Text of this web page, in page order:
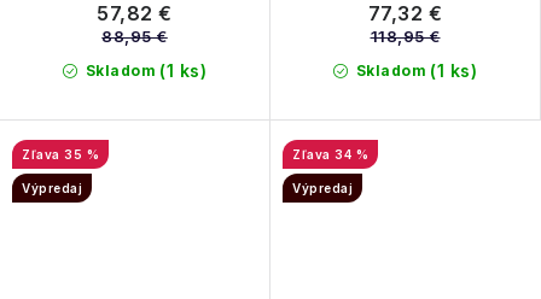
Skladom (1 ks)
57,82 €
88,95 €
Skladom (1 ks)
77,32 €
118,95 €
35 %
Výpredaj
34 %
Výpredaj